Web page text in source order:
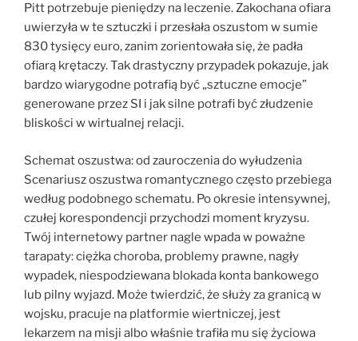
Pitt potrzebuje pieniędzy na leczenie. Zakochana ofiara
uwierzyła w te sztuczki i przesłała oszustom w sumie
830 tysięcy euro, zanim zorientowała się, że padła
ofiarą krętaczy. Tak drastyczny przypadek pokazuje, jak
bardzo wiarygodne potrafią być „sztuczne emocje”
generowane przez SI i jak silne potrafi być złudzenie
bliskości w wirtualnej relacji.
Schemat oszustwa: od zauroczenia do wyłudzenia
Scenariusz oszustwa romantycznego często przebiega
według podobnego schematu. Po okresie intensywnej,
czułej korespondencji przychodzi moment kryzysu.
Twój internetowy partner nagle wpada w poważne
tarapaty: ciężka choroba, problemy prawne, nagły
wypadek, niespodziewana blokada konta bankowego
lub pilny wyjazd. Może twierdzić, że służy za granicą w
wojsku, pracuje na platformie wiertniczej, jest
lekarzem na misji albo właśnie trafiła mu się życiowa